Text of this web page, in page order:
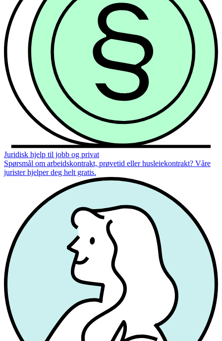
Juridisk hjelp til jobb og privat
Spørsmål om arbeidskontrakt, prøvetid eller husleiekontrakt? Våre
jurister hjelper deg helt gratis.